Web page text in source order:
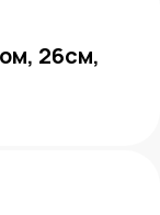
26см,